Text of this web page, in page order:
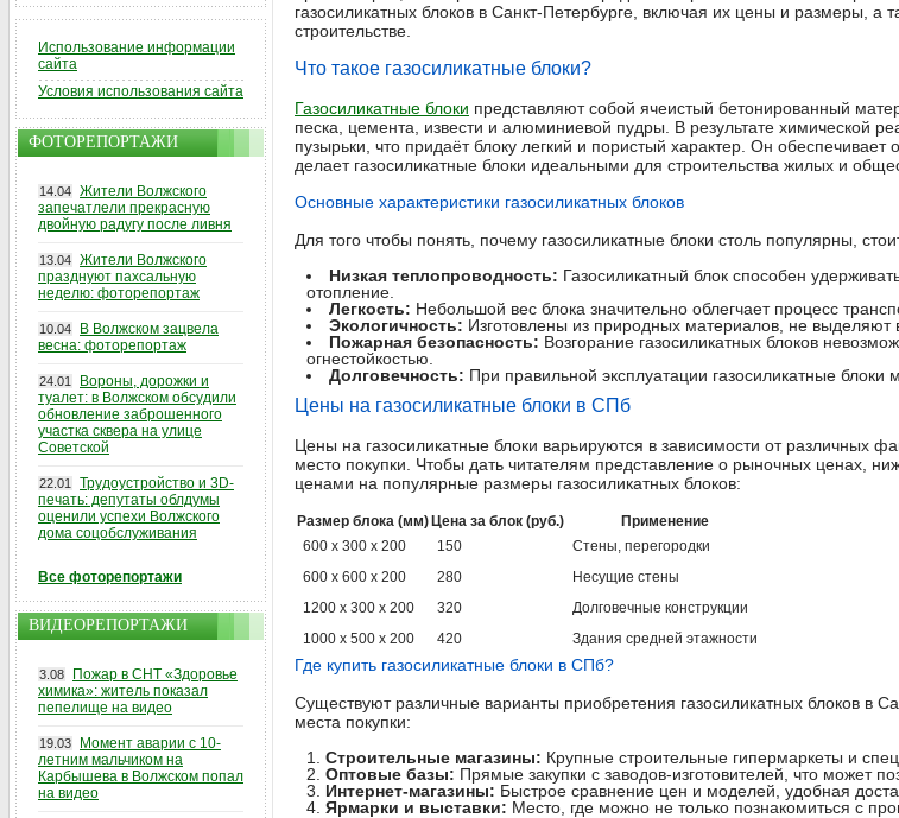
газосиликатных блоков в Санкт-Петербурге, включая их цены и размеры, а
строительстве.
Что такое газосиликатные блоки?
Газосиликатные блоки представляют собой ячеистый бетонированный
песка, цемента, извести и алюминиевой пудры. В результате химической
пузырьки, что придаёт блоку легкий и пористый характер. Он
делает газосиликатные блоки идеальными для строительства жилых и
Основные характеристики газосиликатных блоков
Для того чтобы понять, почему газосиликатные блоки столь популярны,
Низкая теплопроводность: Газосиликатный блок способен
отопление.
Легкость: Небольшой вес блока значительно облегчает процесс
Экологичность: Изготовлены из природных материалов, не выделяют
Пожарная безопасность: Возгорание газосиликатных блоков
огнестойкостью.
Долговечность: При правильной эксплуатации газосиликатные блоки
Цены на газосиликатные блоки в СПб
Цены на газосиликатные блоки варьируются в зависимости от различных
место покупки. Чтобы дать читателям представление о рыночных ценах,
ценами на популярные размеры газосиликатных блоков:
Размер блока (мм) Цена за блок (руб.)
Применение
600 x 300 x 200
150
Стены, перегородки
600 x 600 x 200
280
Несущие стены
1200 x 300 x 200
320
Долговечные конструкции
1000 x 500 x 200
420 Здания средней этажности
Где купить газосиликатные блоки в СПб?
Существуют различные варианты приобретения газосиликатных блоков в
места покупки:
Строительные магазины: Крупные строительные гипермаркеты и
Оптовые базы: Прямые закупки с заводов-изготовителей, что может
Интернет-магазины: Быстрое сравнение цен и моделей, удобная
Ярмарки и выставки: Место, где можно не только познакомиться с
Использование информации
сайта
Условия использования сайта
ФОТОРЕПОРТАЖИ
14.04 Жители Волжского
запечатлели прекрасную
двойную радугу после ливня
13.04 Жители Волжского
празднуют пахсальную
неделю: фоторепортаж
10.04
В Волжском зацвела
весна: фоторепортаж
24.01
Вороны, дорожки и
туалет: в Волжском обсудили
обновление заброшенного
участка сквера на улице
Советской
22.01
Трудоустройство и 3D-
печать: депутаты облдумы
оценили успехи Волжского
дома соцобслуживания
Все фоторепортажи
ВИДЕОРЕПОРТАЖИ
3.08
Пожар в СНТ «Здоровье
химика»: житель показал
пепелище на видео
19.03
Момент аварии с 10-
летним мальчиком на
Карбышева в Волжском попал
на видео